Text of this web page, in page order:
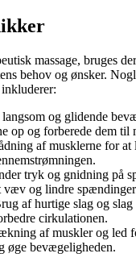
massage, bruges
behov og ønsker.
langsom og glidende
op og forberede dem til
af musklerne for at
tryk og gnidning på
væv og lindre
af hurtige slag og
cirkulationen.
af muskler og led
øge bevægeligheden.